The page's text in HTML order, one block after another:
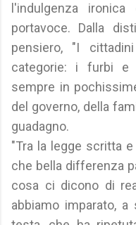
l'indulgenza
portavoce. Dalla
pensiero, "I
categorie: i furbi e
sempre in
del governo, della
guadagno.
"Tra la legge scritta
che bella differenza
cosa ci dicono di
abbiamo imparato,